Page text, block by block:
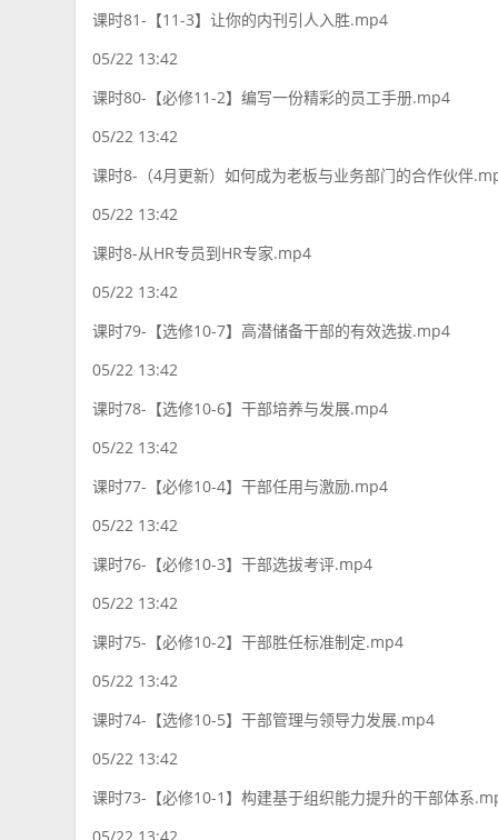
课时81-【11-3】让你的内刊引人入胜.mp4
05/22 13:42
课时80-【必修11-2】编写一份精彩的员工手册.mp4
05/22 13:42
课时8-（4月更新）如何成为老板与业务部门的合作伙伴
05/22 13:42
课时8-从HR专员到HR专家.mp4
05/22 13:42
课时79-【选修10-7】高潜储备干部的有效选拔.mp4
05/22 13:42
课时78-【选修10-6】干部培养与发展.mp4
05/22 13:42
课时77-【必修10-4】干部任用与激励.mp4
05/22 13:42
课时76-【必修10-3】干部选拔考评.mp4
05/22 13:42
课时75-【必修10-2】干部胜任标准制定.mp4
05/22 13:42
课时74-【选修10-5】干部管理与领导力发展.mp4
05/22 13:42
课时73-【必修10-1】构建基于组织能力提升的干部体系